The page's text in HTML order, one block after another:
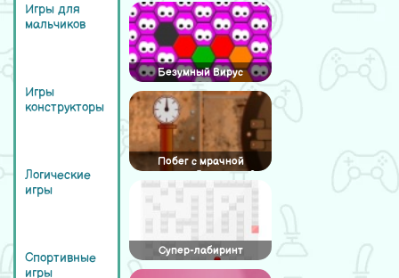
Игры для
мальчиков
Игры
конструкторы
Логические
игры
Спортивные
игры
Безумный Вирус
Побег с мрачной
подводной лодки — 2
Супер-лабиринт